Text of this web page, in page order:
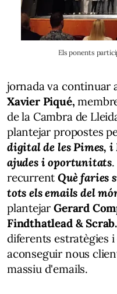
Els ponents
jornada va continuar
Xavier Piqué,
de la Cambra de
plantejar propostes
digital de les Pimes,
ajudes i oportunitats
recurrentQuè faries
tots els emails del
plantejarGerard
Findthatlead &
diferents estratègies
aconseguir nous
massiu d'emails.